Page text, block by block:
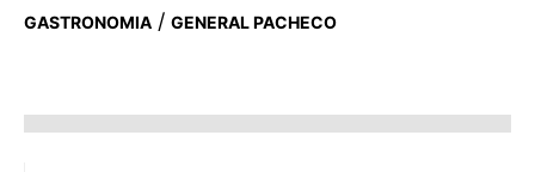
GASTRONOMIA / GENERAL PACHECO